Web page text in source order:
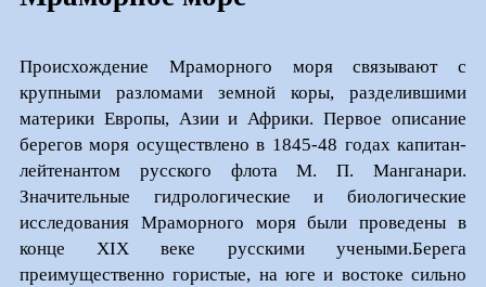
Происхождение Мраморного морясвязывают с
крупными разломами земной коры, разделившими
материки Европы, Азии и Африки. Первое описание
берегов моря осуществлено в 1845-48 годах капитан-
лейтенантом русского флота М. П. Манганари.
Значительные гидрологические и биологические
исследования Мраморного моря были проведены в
конце XIX веке русскими учеными.Берега
преимущественно гористые, на юге и востоке сильно